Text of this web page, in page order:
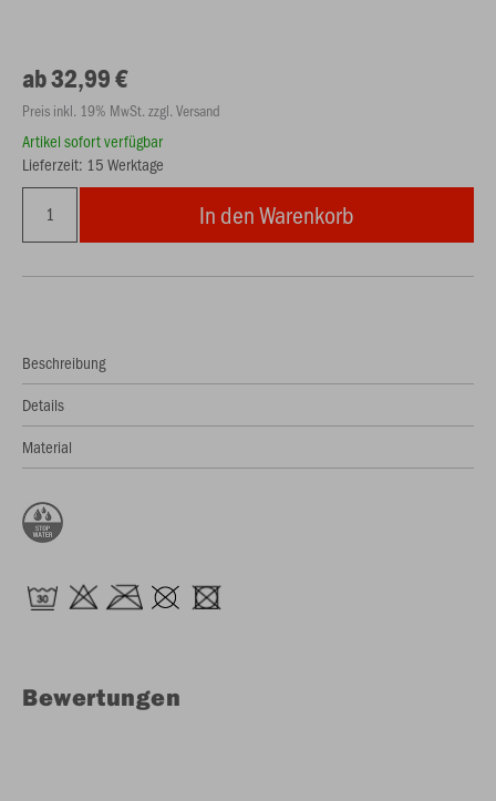
ab 32,99 €
Preis inkl. 19% MwSt. zzgl. Versand
Artikel sofort verfügbar
Lieferzeit: 15 Werktage
In den Warenkorb
Beschreibung
Details
Material
Bewertungen